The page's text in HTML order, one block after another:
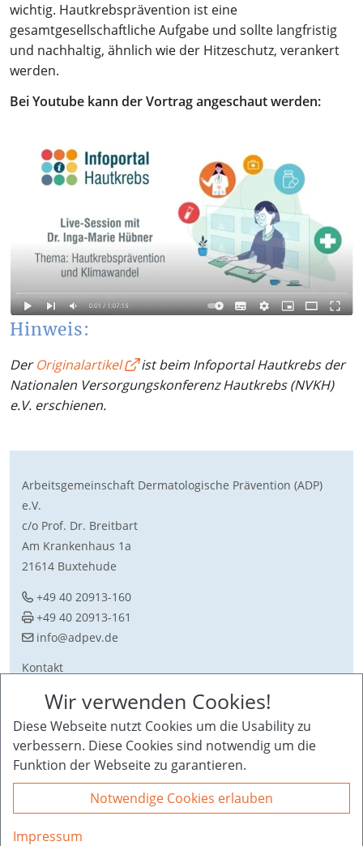
wichtig. Hautkrebsprävention ist eine
gesamtgesellschaftliche Aufgabe und sollte langfristig
und nachhaltig, ähnlich wie der Hitzeschutz, verankert
werden.
Bei Youtube kann der Vortrag angeschaut werden:
Hinweis:
DerOriginalartikel
ist beim Infoportal Hautkrebs der
Nationalen Versorgungskonferenz Hautkrebs (NVKH)
e.V. erschienen.
Arbeitsgemeinschaft Dermatologische Prävention (ADP)
e.V.
c/o Prof. Dr. Breitbart
Am Krankenhaus 1a
21614 Buxtehude
+49 40 20913-160
+49 40 20913-161
ed.vepda@ofni
Kontakt
Sitemap
Impressum + Datenschutz
Wir verwenden Cookies!
Diese Webseite nutzt Cookies um die Usability zu
verbessern. Diese Cookies sind notwendig um die
Funktion der Webseite zu garantieren.
Notwendige Cookies erlauben
Impressum